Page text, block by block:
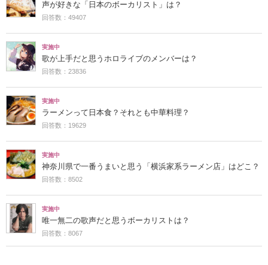
声が好きな「日本のボーカリスト」は？
回答数：49407
実施中
歌が上手だと思うホロライブのメンバーは？
回答数：23836
実施中
ラーメンって日本食？それとも中華料理？
回答数：19629
実施中
神奈川県で一番うまいと思う「横浜家系ラーメン店」はどこ？
回答数：8502
実施中
唯一無二の歌声だと思うボーカリストは？
回答数：8067